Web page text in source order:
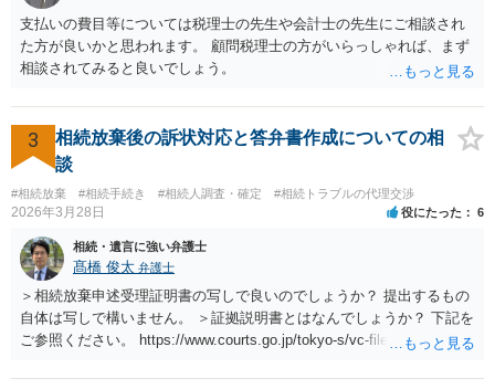
支払いの費目等については税理士の先生や会計士の先生にご相談され
た方が良いかと思われます。 顧問税理士の方がいらっしゃれば、まず
相談されてみると良いでしょう。
3
相続放棄後の訴状対応と答弁書作成についての相
談
#相続放棄 #相続手続き #相続人調査・確定 #相続トラブルの代理交渉
2026年3月28日 役にたった 6
相続・遺言に強い弁護士
髙橋 俊太 弁護士
＞相続放棄申述受理証明書の写しで良いのでしょうか？ 提出するもの
自体は写しで構いません。 ＞証拠説明書とはなんでしょうか？ 下記を
ご参照ください。 https://www.courts.go.jp/tokyo-s/vc-files/tokyo-s/file/